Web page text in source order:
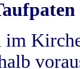
im